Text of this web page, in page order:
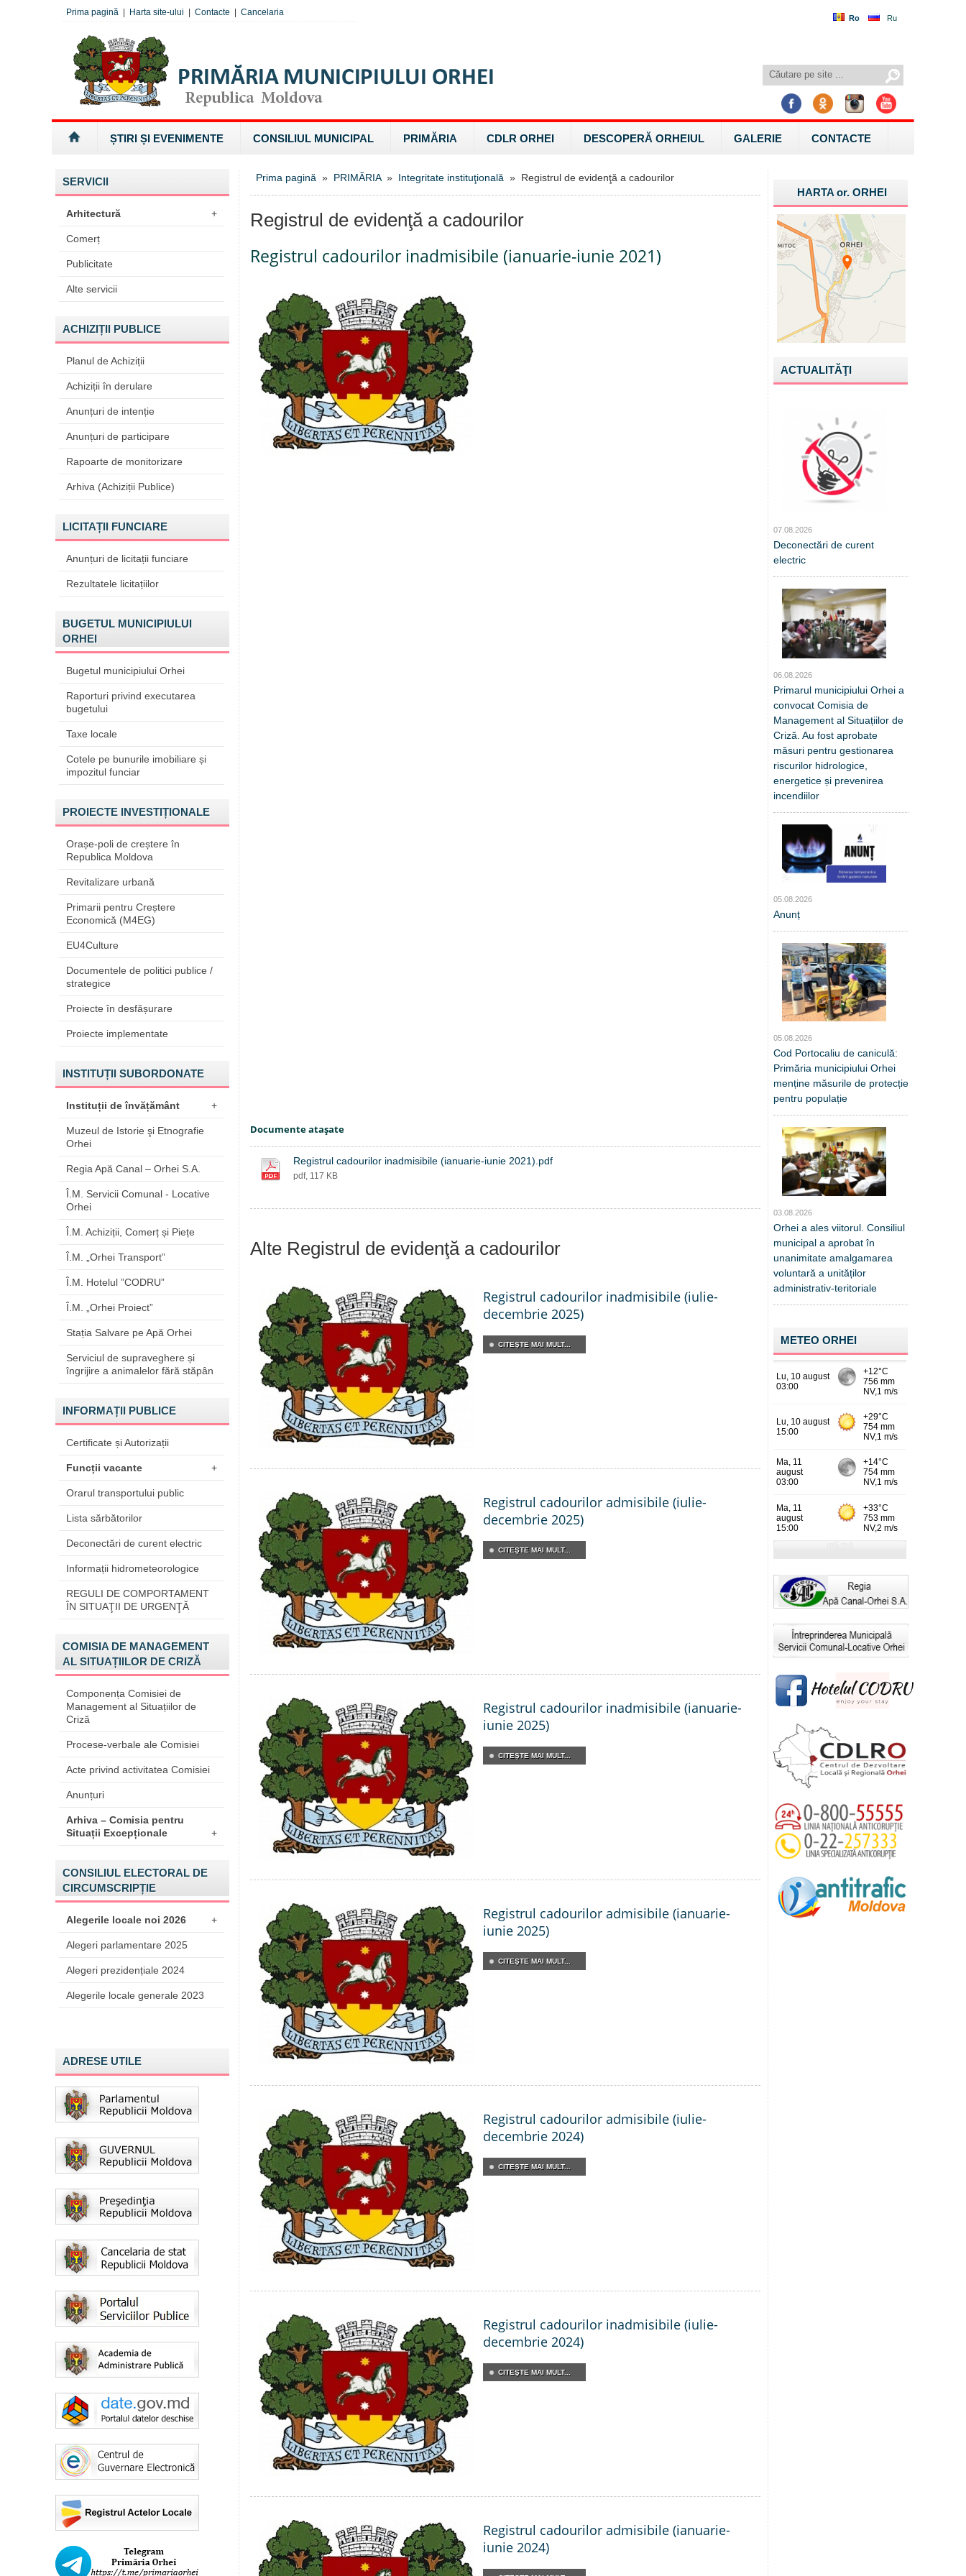
Ro Ru
Prima pagină Harta site-ului Contacte Cancelaria
ȘTIRI ȘI EVENIMENTE CONSILIUL MUNICIPAL PRIMĂRIA CDLR ORHEI DESCOPERĂ ORHEIUL GALERIE CONTACTE
SERVICII
Arhitectură +
Comerț
Publicitate
Alte servicii
ACHIZIȚII PUBLICE
Planul de Achiziții
Achiziții în derulare
Anunțuri de intenție
Anunțuri de participare
Rapoarte de monitorizare
Arhiva (Achiziții Publice)
LICITAȚII FUNCIARE
Anunțuri de licitații funciare
Rezultatele licitațiilor
BUGETUL MUNICIPIULUI
ORHEI
Bugetul municipiului Orhei
Raporturi privind executarea
bugetului
Taxe locale
Cotele pe bunurile imobiliare și
impozitul funciar
PROIECTE INVESTIȚIONALE
Orașe-poli de creștere în
Republica Moldova
Revitalizare urbană
Primarii pentru Creștere
Economică (M4EG)
EU4Culture
Documentele de politici publice /
strategice
Proiecte în desfășurare
Proiecte implementate
INSTITUȚII SUBORDONATE
Instituții de învățământ +
Muzeul de Istorie şi Etnografie
Orhei
Regia Apă Canal – Orhei S.A.
Î.M. Servicii Comunal - Locative
Orhei
Î.M. Achiziții, Comerț și Piețe
Î.M. „Orhei Transport”
Î.M. Hotelul ”CODRU”
Î.M. „Orhei Proiect”
Stația Salvare pe Apă Orhei
Serviciul de supraveghere și
îngrijire a animalelor fără stăpân
INFORMAȚII PUBLICE
Certificate și Autorizații
Funcții vacante +
Orarul transportului public
Lista sărbătorilor
Deconectări de curent electric
Informații hidrometeorologice
REGULI DE COMPORTAMENT
ÎN SITUAŢII DE URGENŢĂ
COMISIA DE MANAGEMENT
AL SITUAȚIILOR DE CRIZĂ
Componența Comisiei de
Management al Situațiilor de
Criză
Procese-verbale ale Comisiei
Acte privind activitatea Comisiei
Anunțuri
Arhiva – Comisia pentru
Situații Excepționale
+
CONSILIUL ELECTORAL DE
CIRCUMSCRIPȚIE
Alegerile locale noi 2026 +
Alegeri parlamentare 2025
Alegeri prezidențiale 2024
Alegerile locale generale 2023
ADRESE UTILE
Prima pagină » PRIMĂRIA» Integritate instituţională » Registrul de evidenţă a cadourilor
Registrul de evidenţă a cadourilor
Registrul cadourilor inadmisibile (ianuarie-iunie 2021)
Documente ataşate
Registrul cadourilor inadmisibile (ianuarie-iunie 2021).pdf
pdf, 117 KB
Alte Registrul de evidenţă a cadourilor
Registrul cadourilor inadmisibile (iulie-
decembrie 2025)
CITEŞTE MAI MULT...
Registrul cadourilor admisibile (iulie-
decembrie 2025)
CITEŞTE MAI MULT...
Registrul cadourilor inadmisibile (ianuarie-
iunie 2025)
CITEŞTE MAI MULT...
Registrul cadourilor admisibile (ianuarie-
iunie 2025)
CITEŞTE MAI MULT...
Registrul cadourilor admisibile (iulie-
decembrie 2024)
CITEŞTE MAI MULT...
Registrul cadourilor inadmisibile (iulie-
decembrie 2024)
CITEŞTE MAI MULT...
Registrul cadourilor admisibile (ianuarie-
iunie 2024)
HARTA or.ORHEI
ACTUALITĂŢI
07.08.2026
Deconectări de curent
electric
06.08.2026
Primarul municipiului Orhei a
convocat Comisia de
Management al Situațiilor de
Criză. Au fost aprobate
măsuri pentru gestionarea
riscurilor hidrologice,
energetice și prevenirea
incendiilor
05.08.2026
Anunț
05.08.2026
Cod Portocaliu de caniculă:
Primăria municipiului Orhei
menține măsurile de protecție
pentru populație
03.08.2026
Orhei a ales viitorul. Consiliul
municipal a aprobat în
unanimitate amalgamarea
voluntară a unităților
administrativ-teritoriale
METEO ORHEI